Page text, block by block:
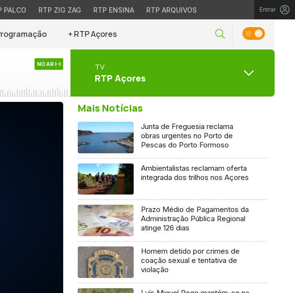
PALCO RTP ZIG ZAG RTP ENSINA RTP ARQUIVOS Entrar
+ RTP Açores
NO AR TV
RTP Açores
Mais Notícias
Junta de Freguesia reclama
obras urgentes no Porto de
Pescas do Porto Formoso
Ambientalistas reclamam oferta
integrada dos trilhos nos Açores
Prazo Médio de Pagamentos da
Administração Pública Regional
atinge 126 dias
Homem detido por crimes de
coação sexual e tentativa de
violação